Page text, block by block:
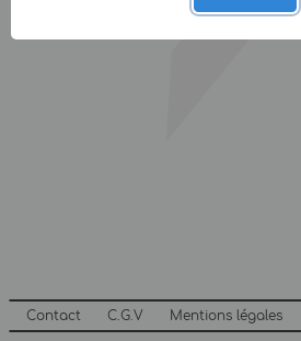
Contact C.G.V Mentions légales